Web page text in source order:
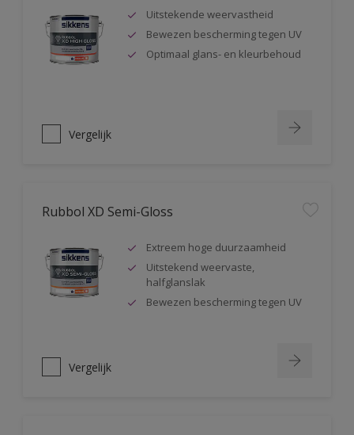
Uitstekende weervastheid
Bewezen bescherming tegen UV
Optimaal glans- en kleurbehoud
Vergelijk
Rubbol XD Semi-Gloss
Extreem hoge duurzaamheid
Uitstekend weervaste,
halfglanslak
Bewezen bescherming tegen UV
Vergelijk